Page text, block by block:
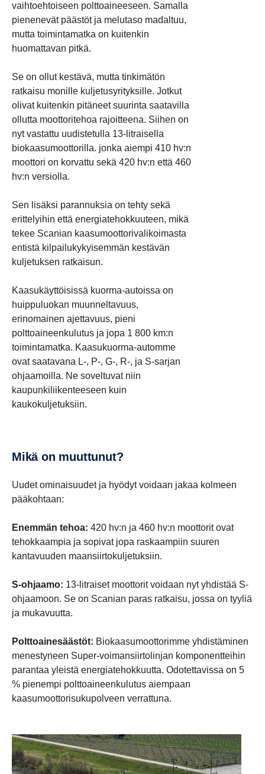
vaihtoehtoiseen polttoaineeseen. Samalla
pienenevät päästöt ja melutaso madaltuu,
mutta toimintamatka on kuitenkin
huomattavan pitkä.
Se on ollut kestävä, mutta tinkimätön
ratkaisu monille kuljetusyrityksille. Jotkut
olivat kuitenkin pitäneet suurinta saatavilla
ollutta moottoritehoa rajoitteena. Siihen on
nyt vastattu uudistetulla 13-litraisella
biokaasumoottorilla. jonka aiempi 410 hv:n
moottori on korvattu sekä 420 hv:n että 460
hv:n versiolla.
Sen lisäksi parannuksia on tehty sekä
erittelyihin että energiatehokkuuteen, mikä
tekee Scanian kaasumoottorivalikoimasta
entistä kilpailukykyisemmän kestävän
kuljetuksen ratkaisun.
Kaasukäyttöisissä kuorma-autoissa on
huippuluokan muunneltavuus,
erinomainen ajettavuus, pieni
polttoaineenkulutus ja jopa 1 800 km:n
toimintamatka. Kaasukuorma-automme
ovat saatavana L-, P-, G-, R-, ja S-sarjan
ohjaamoilla. Ne soveltuvat niin
kaupunkiliikenteeseen kuin
kaukokuljetuksiin.
Mikä on muuttunut?
Uudet ominaisuudet ja hyödyt voidaan jakaa kolmeen
pääkohtaan:
Enemmän tehoa: 420 hv:n ja 460 hv:n moottorit ovat
tehokkaampia ja sopivat jopa raskaampiin suuren
kantavuuden maansiirtokuljetuksiin.
S-ohjaamo: 13-litraiset moottorit voidaan nyt yhdistää S-
ohjaamoon. Se on Scanian paras ratkaisu, jossa on tyyliä
ja mukavuutta.
Polttoainesäästöt: Biokaasumoottorimme yhdistäminen
menestyneen Super-voimansiirtolinjan komponentteihin
parantaa yleistä energiatehokkuutta. Odotettavissa on 5
% pienempi polttoaineenkulutus aiempaan
kaasumoottorisukupolveen verrattuna.